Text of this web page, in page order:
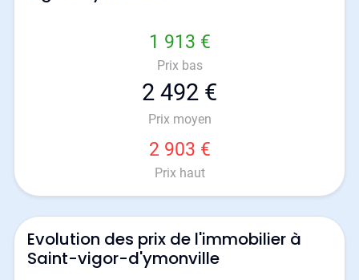
1 913 €
Prix bas
2 492 €
Prix moyen
2 903 €
Prix haut
Evolution des prix de l'immobilier à
Saint-vigor-d'ymonville